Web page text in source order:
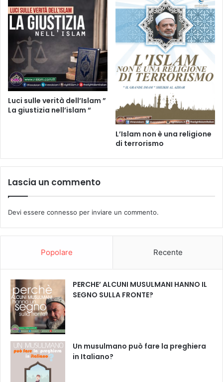
Luci sulle verità dell’Islam ”
La giustizia nell’islam “
L’Islam non è una religione
di terrorismo
Lascia un commento
Devi essere connesso per inviare un commento.
Popolare Recente
PERCHE’ ALCUNI MUSULMANI HANNO IL
SEGNO SULLA FRONTE?
Un musulmano può fare la preghiera
in Italiano?